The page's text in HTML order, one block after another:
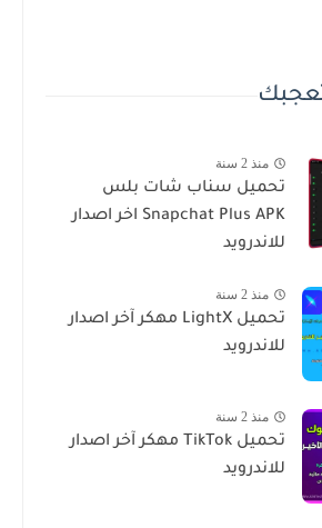
منذ 2 سنة
تحميل سناب شات بلس
Snapchat Plus APK اخر اصدار
للاندرويد
منذ 2 سنة
تحميل LightX مهكر آخر اصدار
للاندرويد
منذ 2 سنة
تحميل TikTok مهكر آخر اصدار
للاندرويد